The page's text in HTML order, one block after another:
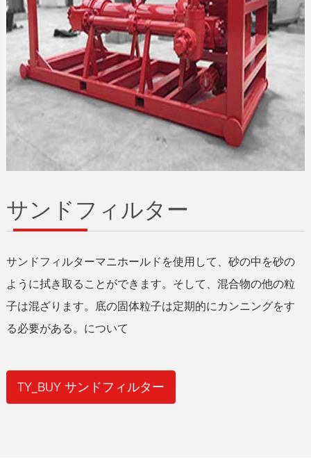
サンドフィルター
サンドフィルターマニホールドを使用して、砂の中を砂の
ように拭き取ることができます。そして、混合物の他の粒
子は混ざります。底の固体粒子は定期的にカンニングをす
る必要がある。について
TY_BUY サンドフィルター